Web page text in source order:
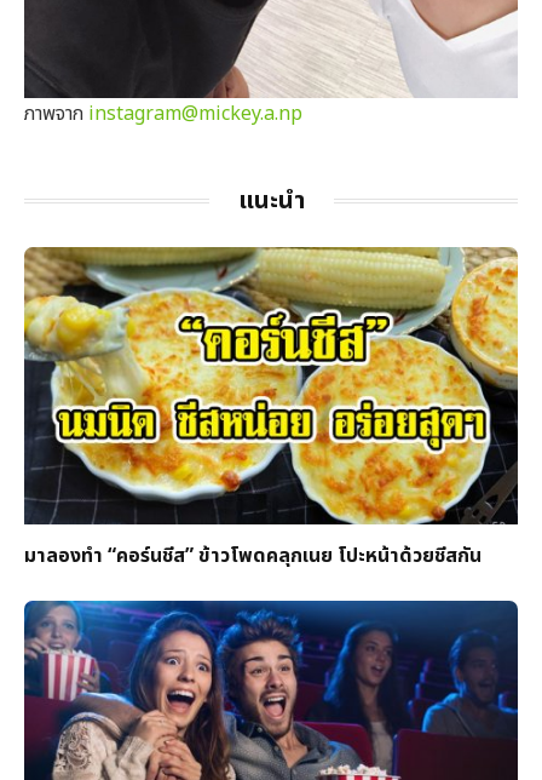
ภาพจาก instagram@mickey.a.np
แนะนำ
มาลองทำ “คอร์นชีส” ข้าวโพดคลุกเนย โปะหน้าด้วยชีสกัน